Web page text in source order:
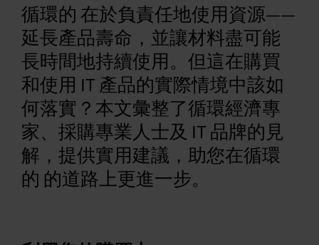
循環的 在於負責任地使用資源——
延長產品壽命，並讓材料盡可能
長時間地持續使用。但這在購買
和使用 IT 產品的實際情境中該如
何落實？本文彙整了循環經濟專
家、採購專業人士及 IT 品牌的見
解，提供實用建議，助您在循環
的 的道路上更進一步。